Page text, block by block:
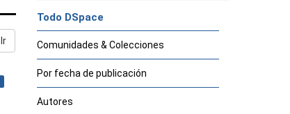
Ir
Todo DSpace
Comunidades & Colecciones
Por fecha de publicación
Autores